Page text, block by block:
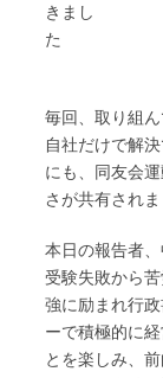
きまし
毎回、取り組
自社だけで解
にも、同友会
さが共有されま
本日の報告者
受験失敗から
強に励まれ行
ーで積極的に
とを楽しみ、